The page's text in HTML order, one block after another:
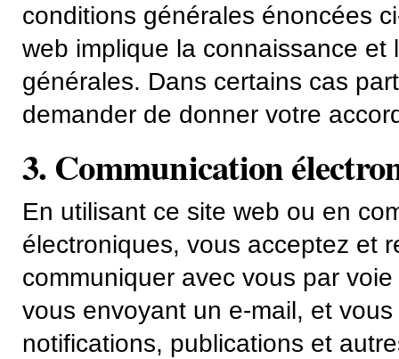
conditions générales énoncées
web implique la connaissance et
générales. Dans certains cas
demander de donner votre
3. Communication
En utilisant ce site web ou en
électroniques, vous acceptez et
communiquer avec vous par
vous envoyant un e-mail, et
notifications, publications et